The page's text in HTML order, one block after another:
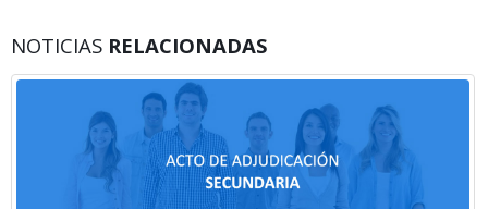
NOTICIAS RELACIONADAS